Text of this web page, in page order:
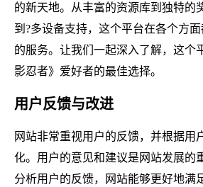
的新天地。从丰富的资源库到独特的
到?多设备支持，这个平台在各个方
的服务。让我们一起深入了解，这个
影忍者》爱好者的最佳选择。
用户反馈与改进
网站非常重视用户的反馈，并根据用
化。用户的意见和建议是网站发展的
分析用户的反馈，网站能够更好地满